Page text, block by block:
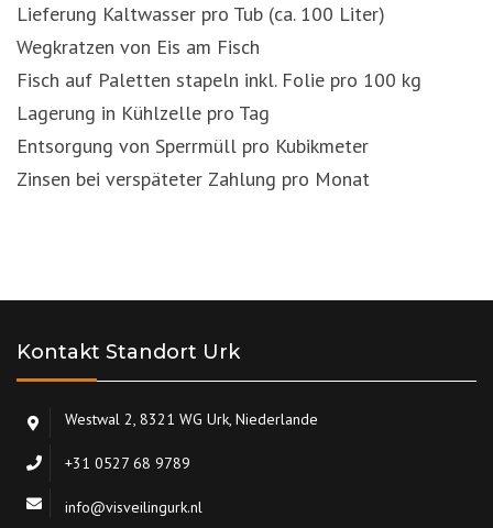
Lieferung Kaltwasser pro Tub (ca. 100 Liter)
Wegkratzen von Eis am Fisch
Fisch auf Paletten stapeln inkl. Folie pro 100 kg
Lagerung in Kühlzelle pro Tag
Entsorgung von Sperrmüll pro Kubikmeter
Zinsen bei verspäteter Zahlung pro Monat
Kontakt Standort Urk
Westwal 2, 8321 WG Urk, Niederlande
+31 0527 68 9789
info@visveilingurk.nl